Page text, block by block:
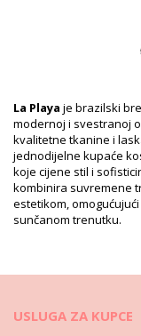
Odjel: Za žene,
Pakiranje
EAN: XS
L (7899670409588),
Referenca
Težina: 45g / 0.1lb /
Ispis nije točan i
Retuširane
Upute za njegu za:
La Playa je brazilski
modernoj i svestranoj
kvalitetne tkanine i
jednodijelne kupaće
koje cijene stil i
kombinira suvremene
estetikom,
sunčanom trenutku.
USLUGA ZA KUPCE